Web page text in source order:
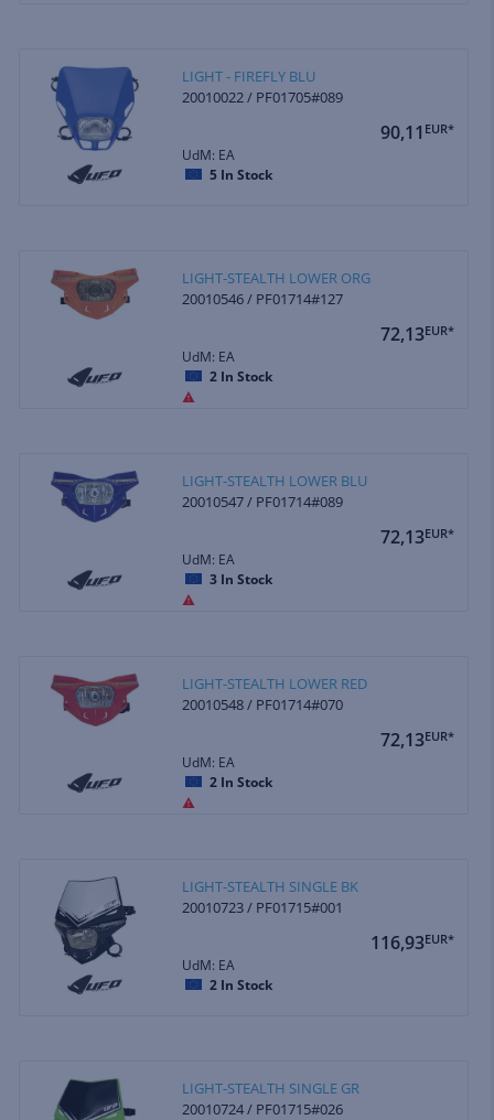
LIGHT - FIREFLY BLU
20010022 / PF01705#089
90,11 EUR*
UdM: EA
5 In Stock
LIGHT-STEALTH LOWER ORG
20010546 / PF01714#127
72,13EUR*
UdM: EA
2 In Stock
LIGHT-STEALTH LOWER BLU
20010547 / PF01714#089
72,13EUR*
UdM: EA
3 In Stock
LIGHT-STEALTH LOWER RED
20010548 / PF01714#070
72,13EUR*
UdM: EA
2 In Stock
LIGHT-STEALTH SINGLE BK
20010723 / PF01715#001
116,93EUR*
UdM: EA
2 In Stock
LIGHT-STEALTH SINGLE GR
20010724 / PF01715#026